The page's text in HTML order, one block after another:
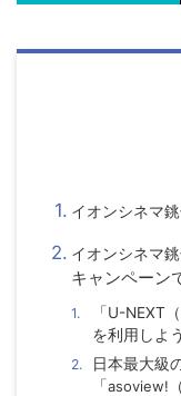
イオンシネマ
イオンシネマ
キャンペーン
「U-NEXT
を利用しよう
日本最大級
「asoview!